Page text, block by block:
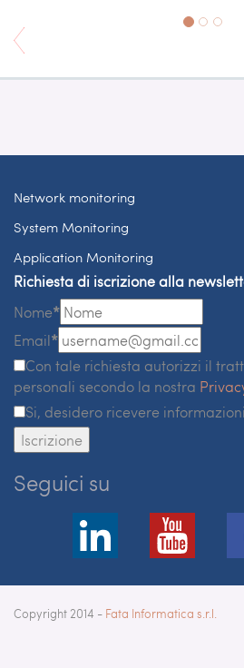
Network monitoring
System Monitoring
Application Monitoring
Richiesta di iscrizione alla
Nome*
Email*
Con tale richiesta autorizzi il
personali secondo la nostra
Si, desidero ricevere
Iscrizione
Seguici su
Copyright 2014 - Fata Informatica s.r.l.